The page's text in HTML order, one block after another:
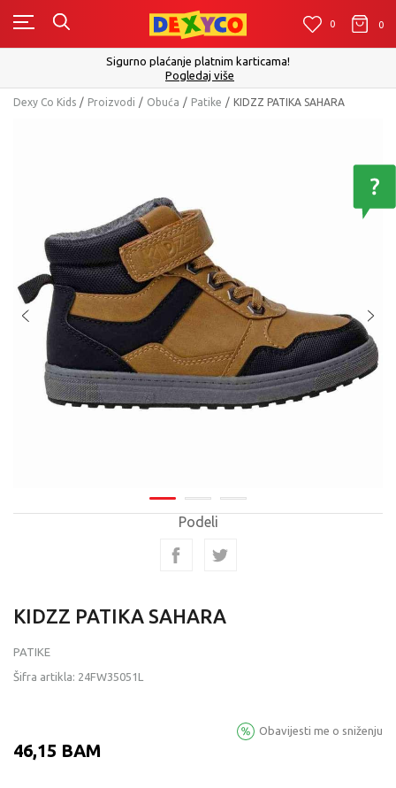
0 0
Sigurno plaćanje platnim karticama!
Pogledaj više
Dexy Co Kids Proizvodi Obuća Patike KIDZZ PATIKA SAHARA
Podeli
KIDZZ PATIKA SAHARA
PATIKE
Šifra artikla: 24FW35051L
46,15 BAM
Obavijesti me o sniženju